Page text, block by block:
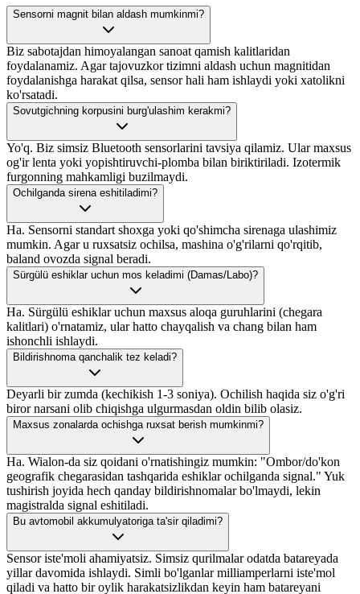
Sensorni magnit bilan aldash mumkinmi?
Biz sabotajdan himoyalangan sanoat qamish kalitlaridan
foydalanamiz. Agar tajovuzkor tizimni aldash uchun magnitidan
foydalanishga harakat qilsa, sensor hali ham ishlaydi yoki xatolikni
ko'rsatadi.
Sovutgichning korpusini burg'ulashim kerakmi?
Yo'q. Biz simsiz Bluetooth sensorlarini tavsiya qilamiz. Ular maxsus
og'ir lenta yoki yopishtiruvchi-plomba bilan biriktiriladi. Izotermik
furgonning mahkamligi buzilmaydi.
Ochilganda sirena eshitiladimi?
Ha. Sensorni standart shoxga yoki qo'shimcha sirenaga ulashimiz
mumkin. Agar u ruxsatsiz ochilsa, mashina o'g'rilarni qo'rqitib,
baland ovozda signal beradi.
Sürgülü eshiklar uchun mos keladimi (Damas/Labo)?
Ha. Sürgülü eshiklar uchun maxsus aloqa guruhlarini (chegara
kalitlari) o'rnatamiz, ular hatto chayqalish va chang bilan ham
ishonchli ishlaydi.
Bildirishnoma qanchalik tez keladi?
Deyarli bir zumda (kechikish 1-3 soniya). Ochilish haqida siz o'g'ri
biror narsani olib chiqishga ulgurmasdan oldin bilib olasiz.
Maxsus zonalarda ochishga ruxsat berish mumkinmi?
Ha. Wialon-da siz qoidani o'rnatishingiz mumkin: "Ombor/do'kon
geografik chegarasidan tashqarida eshiklar ochilganda signal." Yuk
tushirish joyida hech qanday bildirishnomalar bo'lmaydi, lekin
magistralda signal eshitiladi.
Bu avtomobil akkumulyatoriga ta'sir qiladimi?
Sensor iste'moli ahamiyatsiz. Simsiz qurilmalar odatda batareyada
yillar davomida ishlaydi. Simli bo'lganlar milliamperlarni iste'mol
qiladi va hatto bir oylik harakatsizlikdan keyin ham batareyani